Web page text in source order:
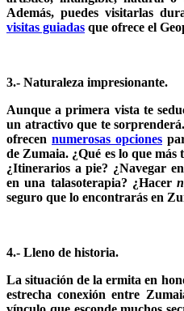
Además, puedes visitarlas
visitas guiadas que ofrece el
3.- Naturaleza impresionante.
Aunque a primera vista te
un atractivo que te
ofrecen numerosas opciones
de Zumaia. ¿Qué es lo que más
¿Itinerarios a pie? ¿Navegar
en una talasoterapia? ¿Hacer
seguro que lo encontrarás en
4.- Lleno de historia.
La situación de la ermita en
estrecha conexión entre